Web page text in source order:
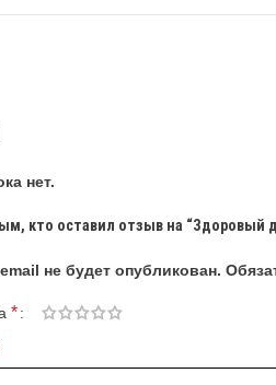
нет.
кто оставил отзыв на “Здоровый
не будет опубликован.
*